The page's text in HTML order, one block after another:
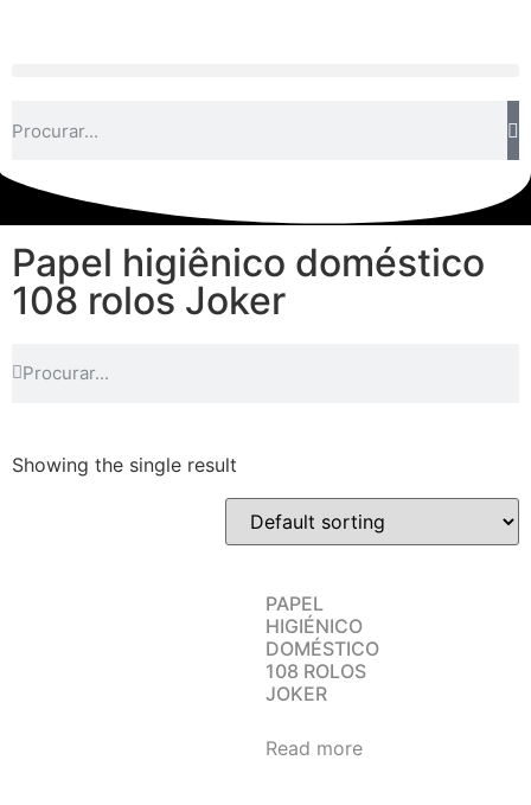
Papel higiênico doméstico
108 rolos Joker
Showing the single result
PAPEL
HIGIÉNICO
DOMÉSTICO
108 ROLOS
JOKER
Read more